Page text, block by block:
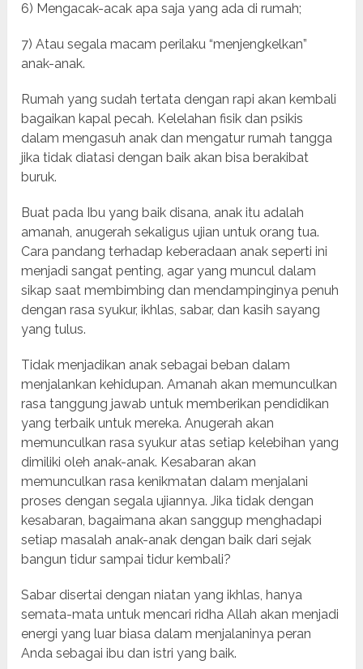
6) Mengacak-acak apa saja yang ada di rumah;
7) Atau segala macam perilaku “menjengkelkan”
anak-anak.
Rumah yang sudah tertata dengan rapi akan kembali
bagaikan kapal pecah. Kelelahan fisik dan psikis
dalam mengasuh anak dan mengatur rumah tangga
jika tidak diatasi dengan baik akan bisa berakibat
buruk.
Buat pada Ibu yang baik disana, anak itu adalah
amanah, anugerah sekaligus ujian untuk orang tua.
Cara pandang terhadap keberadaan anak seperti ini
menjadi sangat penting, agar yang muncul dalam
sikap saat membimbing dan mendampinginya penuh
dengan rasa syukur, ikhlas, sabar, dan kasih sayang
yang tulus.
Tidak menjadikan anak sebagai beban dalam
menjalankan kehidupan. Amanah akan memunculkan
rasa tanggung jawab untuk memberikan pendidikan
yang terbaik untuk mereka. Anugerah akan
memunculkan rasa syukur atas setiap kelebihan yang
dimiliki oleh anak-anak. Kesabaran akan
memunculkan rasa kenikmatan dalam menjalani
proses dengan segala ujiannya. Jika tidak dengan
kesabaran, bagaimana akan sanggup menghadapi
setiap masalah anak-anak dengan baik dari sejak
bangun tidur sampai tidur kembali?
Sabar disertai dengan niatan yang ikhlas, hanya
semata-mata untuk mencari ridha Allah akan menjadi
energi yang luar biasa dalam menjalaninya peran
Anda sebagai ibu dan istri yang baik.